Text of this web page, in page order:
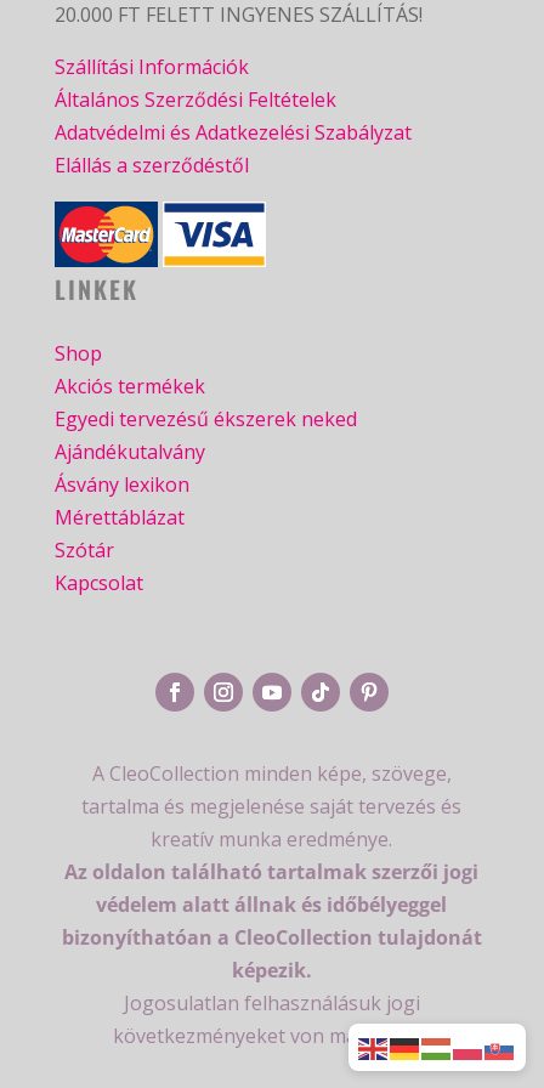
20.000 FT FELETT INGYENES SZÁLLÍTÁS!
Szállítási Információk
Általános Szerződési Feltételek
Adatvédelmi és Adatkezelési Szabályzat
Elállás a szerződéstől
LINKEK
Shop
Akciós termékek
Egyedi tervezésű ékszerek neked
Ajándékutalvány
Ásvány lexikon
Mérettáblázat
Szótár
Kapcsolat
A CleoCollection minden képe, szövege,
tartalma és megjelenése saját tervezés és
kreatív munka eredménye.
Az oldalon található tartalmak szerzői jogi
védelem alatt állnak és időbélyeggel
bizonyíthatóan a CleoCollection tulajdonát
képezik.
Jogosulatlan felhasználásuk jogi
következményeket von maga után.